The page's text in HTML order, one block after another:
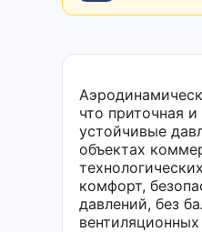
что приточная
устойчивые
объектах
комфорт,
давлений, без